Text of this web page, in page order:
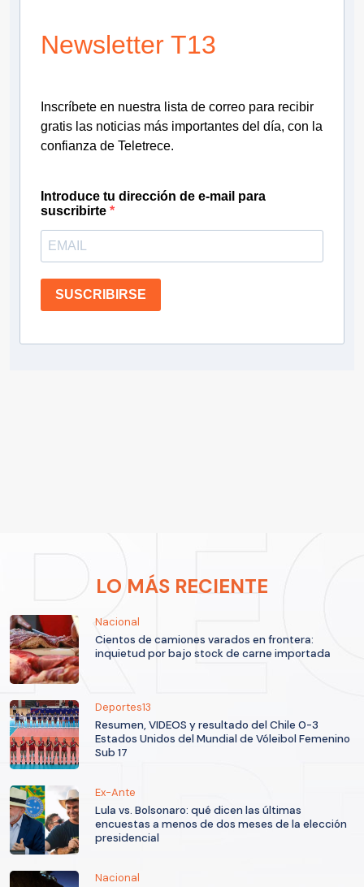
Newsletter T13
Inscríbete en nuestra lista de correo para recibir
gratis las noticias más importantes del día, con la
confianza de Teletrece.
Introduce tu dirección de e-mail para
suscribirte
SUSCRIBIRSE
LO MÁS RECIENTE
Nacional
Cientos de camiones varados en frontera:
inquietud por bajo stock de carne importada
Deportes13
Resumen, VIDEOS y resultado del Chile 0-3
Estados Unidos del Mundial de Vóleibol Femenino
Sub 17
Ex-Ante
Lula vs. Bolsonaro: qué dicen las últimas
encuestas a menos de dos meses de la elección
presidencial
Nacional